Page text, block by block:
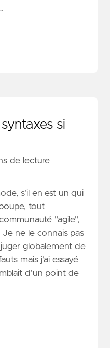
si
de lecture
s'il en est un qui
tout
"agile",
ne le connais pas
globalement de
mais j'ai essayé
d'un point de